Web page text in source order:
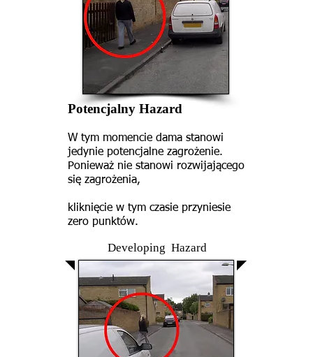
Potencjalny Hazard
W tym momencie dama stanowi
jedynie potencjalne zagrożenie.
Ponieważ nie stanowi rozwijającego
się zagrożenia,
kliknięcie w tym czasie przyniesie
zero punktów.
Developing Hazard